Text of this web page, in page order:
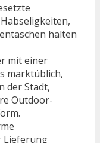
halten
mit einer
marktüblich,
der Stadt,
Outdoor-
Lieferung